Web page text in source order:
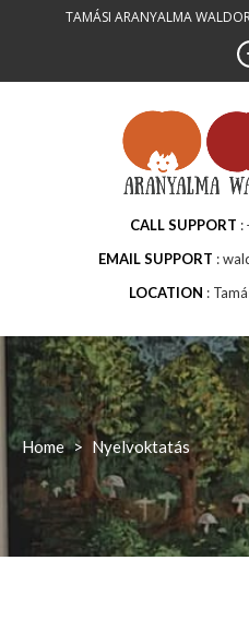
TAMÁSI ARANYALMA
CALL SUPPORT
EMAIL SUPPORT
LOCATION
Home > Nyelvoktatás